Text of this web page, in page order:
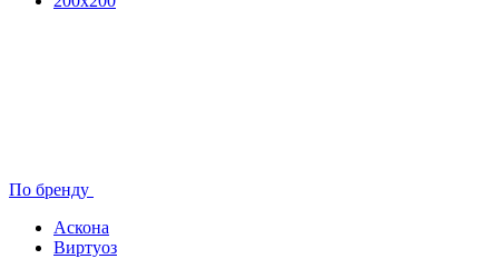
По бренду
Аскона
Виртуоз